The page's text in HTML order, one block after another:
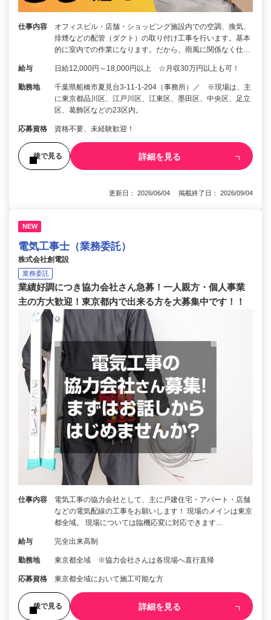
仕事内容
オフィスビル・店舗・ショッピング施設内での空調、換気、
排煙などの配管（ダクト）の取り付け工事を行います。基本
的に室内での作業になります。だから、雨風に関係なく仕…
給与 日給12,000円～18,000円以上 ☆月収30万円以上も可！
勤務地
千葉県船橋市夏見台3-11-1-204（事務所）／ ※現場は、主
に東京都品川区、江戸川区、江東区、墨田区、中央区、足立
区、葛飾区などの23区内。
応募資格 資格不要、未経験歓迎！
後で見る 詳細を見る
更新日： 2026/06/04 掲載終了日： 2026/09/04
NEW
電気工事士（業務委託）
株式会社創電設
業務委託
業績好調につき協力会社さん急募！一人親方・個人事業
主の方大歓迎！東京都内で出来る方を大募集中です！！
仕事内容
電気工事の協力会社として、主に戸建住宅・アパート・店舗
などの電気配線の工事をお願いします！ 現場のメインは東京
都全域。 現場については臨機応変に対応できます…
給与 完全出来高制
勤務地 東京都全域 ※協力会社さんは各現場へ直行直帰
応募資格 東京都全域において施工可能な方
後で見る 詳細を見る